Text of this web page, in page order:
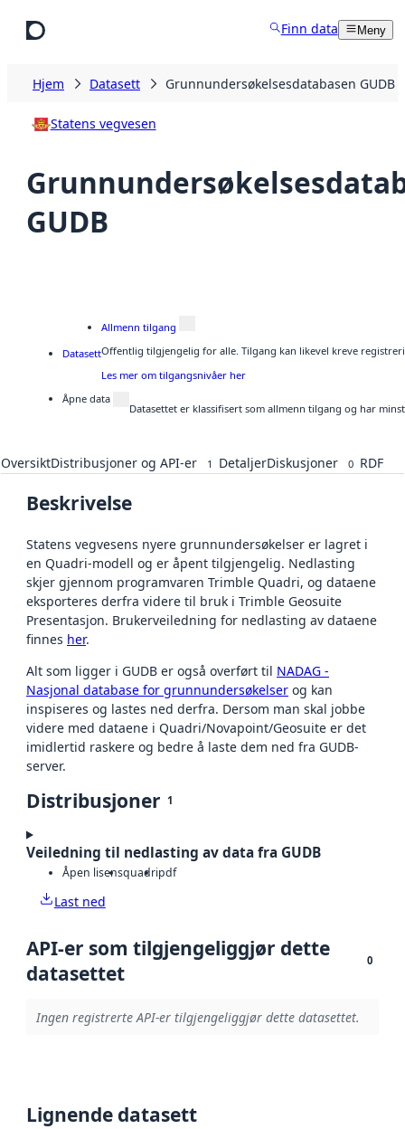
Finn data Meny
Hjem Datasett Grunnundersøkelsesdatabasen GUDB
Statens vegvesen
GUDB
Datasett
Allmenn tilgang
Offentlig tilgjengelig for alle. Tilgang kan likevel kreve
Les mer om tilgangsnivåer her
Åpne data
Datasettet er klassifisert som allmenn tilgang og har
OversiktDistribusjoner og API-er 1 DetaljerDiskusjoner 0 RDF
Beskrivelse
Statens vegvesens nyere grunnundersøkelser er lagret i
en Quadri-modell og er åpent tilgjengelig. Nedlasting
skjer gjennom programvaren Trimble Quadri, og dataene
eksporteres derfra videre til bruk i Trimble Geosuite
Presentasjon. Brukerveiledning for nedlasting av dataene
finnes her.
Alt som ligger i GUDB er også overført til NADAG -
Nasjonal database for grunnundersøkelser og kan
inspiseres og lastes ned derfra. Dersom man skal jobbe
videre med dataene i Quadri/Novapoint/Geosuite er det
imidlertid raskere og bedre å laste dem ned fra GUDB-
server.
Distribusjoner 1
Veiledning til nedlasting av data fra GUDB
Åpen lisensquadripdf
Last ned
API-er som tilgjengeliggjør dette
datasettet
0
Ingen registrerte API-er tilgjengeliggjør dette datasettet.
Lignende datasett